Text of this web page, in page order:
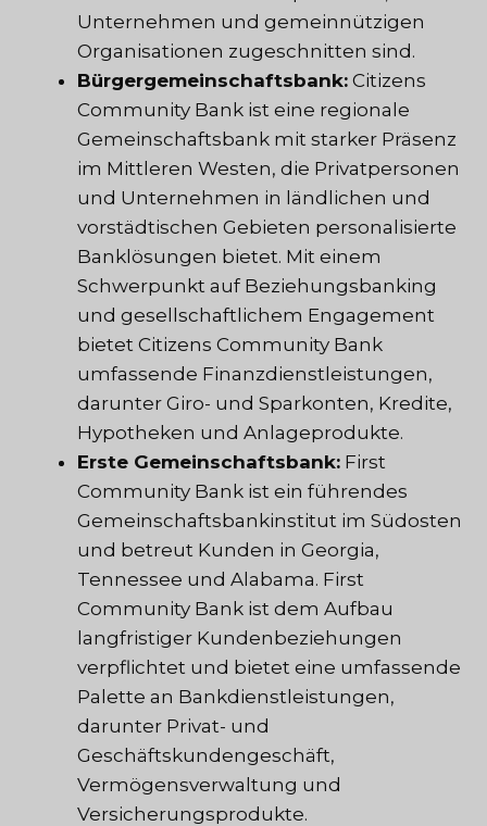
Unternehmen und gemeinnützigen
Organisationen zugeschnitten sind.
Bürgergemeinschaftsbank: Citizens
Community Bank ist eine regionale
Gemeinschaftsbank mit starker Präsenz
im Mittleren Westen, die Privatpersonen
und Unternehmen in ländlichen und
vorstädtischen Gebieten personalisierte
Banklösungen bietet. Mit einem
Schwerpunkt auf Beziehungsbanking
und gesellschaftlichem Engagement
bietet Citizens Community Bank
umfassende Finanzdienstleistungen,
darunter Giro- und Sparkonten, Kredite,
Hypotheken und Anlageprodukte.
Erste Gemeinschaftsbank: First
Community Bank ist ein führendes
Gemeinschaftsbankinstitut im Südosten
und betreut Kunden in Georgia,
Tennessee und Alabama. First
Community Bank ist dem Aufbau
langfristiger Kundenbeziehungen
verpflichtet und bietet eine umfassende
Palette an Bankdienstleistungen,
darunter Privat- und
Geschäftskundengeschäft,
Vermögensverwaltung und
Versicherungsprodukte.